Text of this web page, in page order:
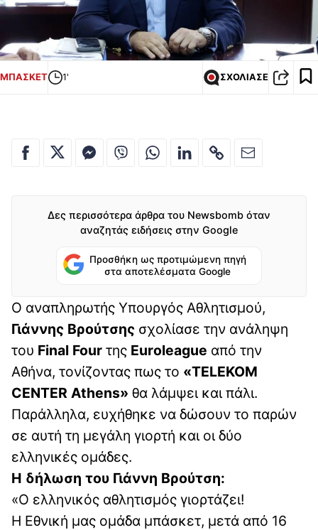
ΜΠΑΣΚΕΤ 1' ΣΧΟΛΙΑΣΕ
Δες περισσότερα άρθρα του Newsbomb όταν
αναζητάς ειδήσεις στην Google
Προσθήκη ως προτιμώμενη πηγή
στα αποτελέσματα Google
Ο αναπληρωτής Υπουργός Αθλητισμού,
Γιάννης Βρούτσης σχολίασε την ανάληψη
του Final Four της Euroleague από την
Αθήνα, τονίζοντας πως το «TELEKOM
CENTER Athens» θα λάμψει και πάλι.
Παράλληλα, ευχήθηκε να δώσουν το παρών
σε αυτή τη μεγάλη γιορτή και οι δύο
ελληνικές ομάδες.
Η δήλωση του Γιάννη Βρούτση:
«Ο ελληνικός αθλητισμός γιορτάζει!
Η Εθνική μας ομάδα μπάσκετ, μετά από 16